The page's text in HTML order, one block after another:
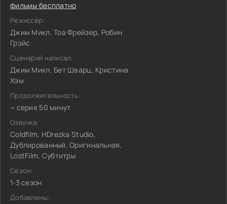
фильмы бесплатно
Режиссёр:
Джим Микл, Тоа Фрейзер, Робин
Грэйс
Сценарий написал:
Джим Микл, Бет Шварц, Кристина
Хэм
Продолжительность:
~ серия 50 минут
Озвучка:
Coldfilm, HDrezka Studio,
Дублированный, Оригинальная,
LostFilm, Субтитры
Сезон:
1-3 сезон
Добавлены: